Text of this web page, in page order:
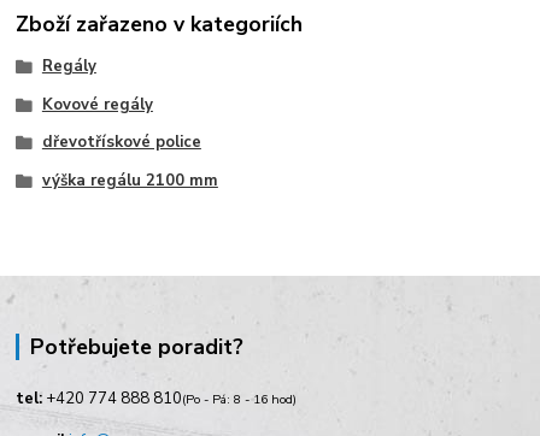
Zboží zařazeno v kategoriích
Regály
Kovové regály
dřevotřískové police
výška regálu 2100 mm
Potřebujete poradit?
tel: +420 774 888 810(Po - Pá: 8 - 16 hod)